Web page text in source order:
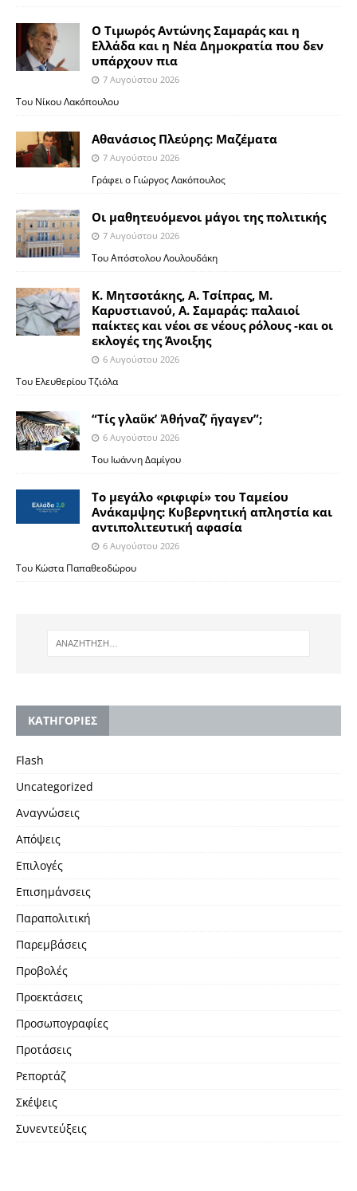
Ο Τιμωρός Αντώνης Σαμαράς και η
Ελλάδα και η Νέα Δημοκρατία που δεν
υπάρχουν πια
7 Αυγούστου 2026
Του Νίκου Λακόπουλου
Αθανάσιος Πλεύρης: Μαζέματα
7 Αυγούστου 2026
Γράφει ο Γιώργος Λακόπουλος
Οι μαθητευόμενοι μάγοι της πολιτικής
7 Αυγούστου 2026
Του Απόστολου Λουλουδάκη
Κ. Μητσοτάκης, Α. Τσίπρας, Μ.
Καρυστιανού, Α. Σαμαράς: παλαιοί
παίκτες και νέοι σε νέους ρόλους -και οι
εκλογές της Άνοιξης
6 Αυγούστου 2026
Του Ελευθερίου Τζιόλα
“Τίς γλαῦκ’ Ἀθήναζ’ ἤγαγεν”;
6 Αυγούστου 2026
Του Ιωάννη Δαμίγου
Το μεγάλο «ριφιφί» του Ταμείου
Ανάκαμψης: Κυβερνητική απληστία και
αντιπολιτευτική αφασία
6 Αυγούστου 2026
Του Κώστα Παπαθεοδώρου
KΑΤΗΓΟΡΙΕΣ
Flash
Uncategorized
Αναγνώσεις
Απόψεις
Επιλογές
Επισημάνσεις
Παραπολιτική
Παρεμβάσεις
Προβολές
Προεκτάσεις
Προσωπογραφίες
Προτάσεις
Ρεπορτάζ
Σκέψεις
Συνεντεύξεις